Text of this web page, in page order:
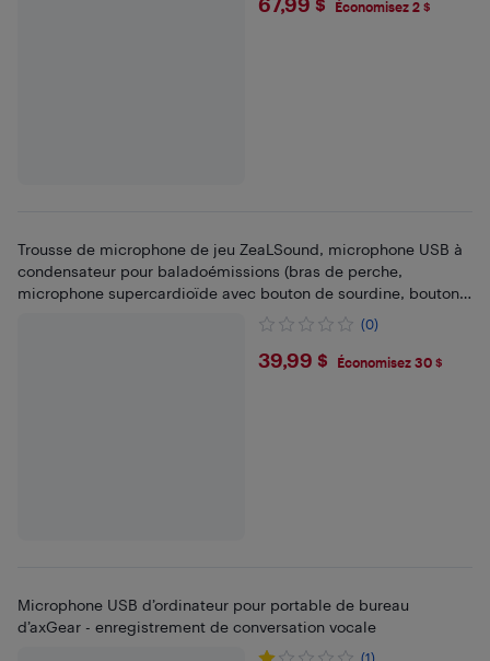
$67.99Économisez 2 $
Trousse de microphone de jeu ZeaLSound, microphone USB à
condensateur pour baladoémissions (bras de perche,
microphone supercardioïde avec bouton de sourdine, bouton
(0)
$39.99
39,99 $ Économisez 30 $
Microphone USB d’ordinateur pour portable de bureau
d’axGear - enregistrement de conversation vocale
(1)